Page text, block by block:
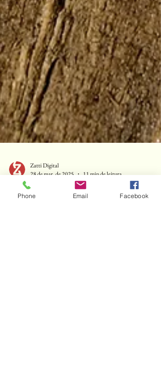
11 min de leitura
Phone Email Facebook